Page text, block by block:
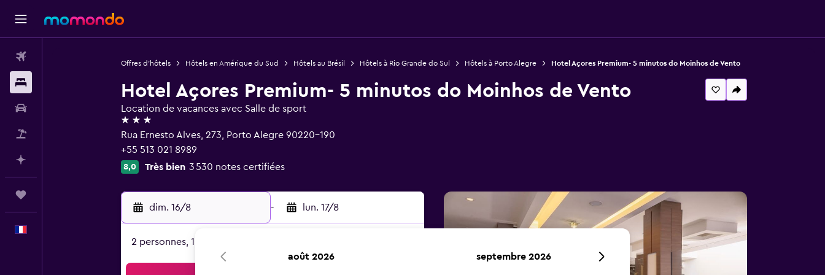
Offres d’hôtels Hôtels en Amérique du Sud Hôtels au Brésil Hôtels à Rio Grande do Sul Hôtels à Porto Alegre Hotel Açores Premium- 5 minutos do Moinhos de Vento
Hotel Açores Premium- 5 minutos do Moinhos de Vento
Location de vacances avec Salle de sport
3 étoiles
Rua Ernesto Alves, 273, Porto Alegre 90220-190
+55 513 021 8989
8,0 Très bien 3 530 notes certifiées
dim. 16/8 - lun. 17/8
2 personnes, 1 chambre
août 2026 septembre 2026